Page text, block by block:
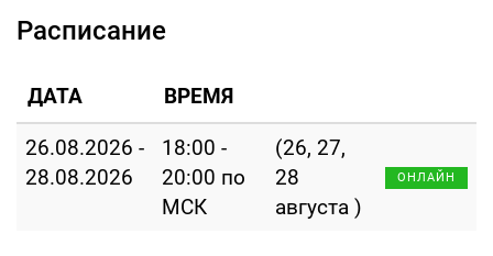
Расписание
ДАТА ВРЕМЯ
26.08.2026 -
28.08.2026
18:00 -
20:00 по
МСК
(26, 27,
28
августа )
ОНЛАЙН